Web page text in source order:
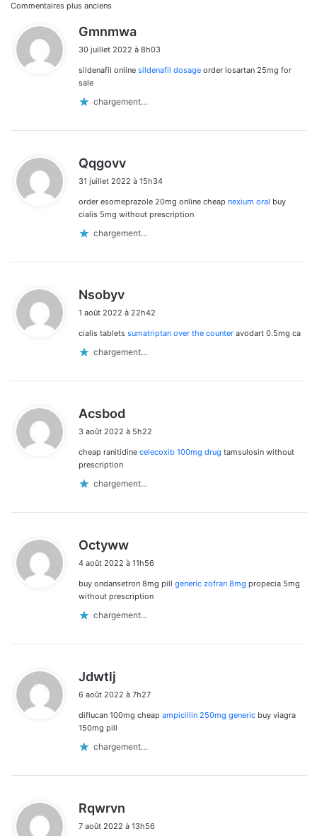
Navigation
dans
les
commentaires
Commentaires plus anciens
Gmnmwa
t
30 juillet 2022 à 8h03
sildenafil online sildenafil dosage order losartan 25mg for
sale
chargement…
Qqgovv
t
:
31 juillet 2022 à 15h34
order esomeprazole 20mg online cheap nexium oral buy
cialis 5mg without prescription
chargement…
Nsobyv
t
1 août 2022 à 22h42
cialis tablets sumatriptan over the counter avodart 0.5mg ca
chargement…
Acsbod
t
3 août 2022 à 5h22
cheap ranitidine celecoxib 100mg drug tamsulosin without
prescription
chargement…
Octyww
t
:
4 août 2022 à 11h56
buy ondansetron 8mg pill generic zofran 8mg propecia 5mg
without prescription
chargement…
Jdwtlj
t
:
6 août 2022 à 7h27
diflucan 100mg cheap ampicillin 250mg generic buy viagra
150mg pill
chargement…
Rqwrvn
t
7 août 2022 à 13h56